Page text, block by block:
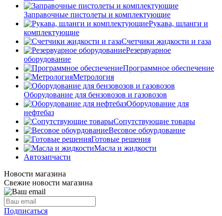
Заправочные пистолеты и комплектующие
Рукава, шланги и
комплектующие
Счетчики жидкости и газа
Резервуарное
оборудование
Программное обеспечение
Метрология
Оборудование для бензовозов и газовозов
Оборудование для
нефтебаз
Сопутствующие товары
Весовое обоурдование
Готовые решения
Масла и жидкости
Автозапчасти
Новости магазина
Свежие новости магазина
Подписаться